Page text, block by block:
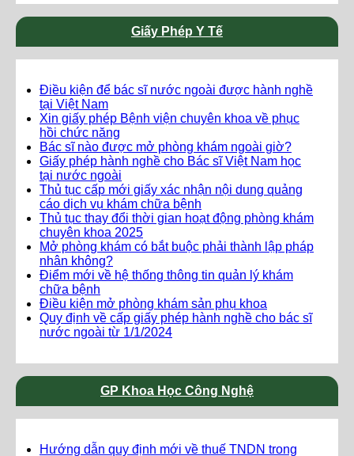
Giấy Phép Y Tế
Điều kiện để bác sĩ nước ngoài được hành nghề
tại Việt Nam
Xin giấy phép Bệnh viện chuyên khoa về phục
hồi chức năng
Bác sĩ nào được mở phòng khám ngoài giờ?
Giấy phép hành nghề cho Bác sĩ Việt Nam học
tại nước ngoài
Thủ tục cấp mới giấy xác nhận nội dung quảng
cáo dịch vụ khám chữa bệnh
Thủ tục thay đổi thời gian hoạt động phòng khám
chuyên khoa 2025
Mở phòng khám có bắt buộc phải thành lập pháp
nhân không?
Điểm mới về hệ thống thông tin quản lý khám
chữa bệnh
Điều kiện mở phòng khám sản phụ khoa
Quy định về cấp giấy phép hành nghề cho bác sĩ
nước ngoài từ 1/1/2024
GP Khoa Học Công Nghệ
Hướng dẫn quy định mới về thuế TNDN trong